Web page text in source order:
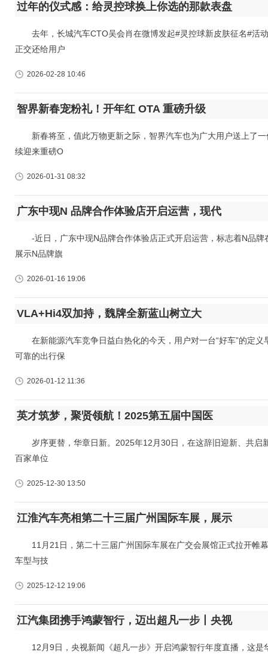
过年的仪式感：给灵控球换上你选的那款表盘
去年，长城汽车CTO吴会肖在微博发起#灵控球新皮肤征名#活
正交还给用户
2026-02-28 10:46
智界新春宠粉礼！开年红 OTA 重磅升级
新春将至，值此万物更新之际，智界汽车也为广大用户送上了
续迎来重磅O
2026-01-31 08:32
广东中现N 品牌合作体验店开启运营，现代
-近日，广东中现N品牌合作体验店正式开启运营，标志着N品牌
展示N品牌旗
2026-01-16 19:06
VLA+Hi4双加持，魏牌全新蓝山树立大
在新能源汽车竞争日益白热化的今天，用户对一台“好车”的定义
可靠的出行保
2026-01-12 11:36
英才筑梦，聚贤领航！2025第五届中国医
岁序更替，华章日新。2025年12月30日，在这辞旧迎新、共启
百家单位
2025-12-30 13:50
江淮汽车亮相第二十三届广州国际车展，展示
11月21日，第二十三届广州国际车展在广交会展馆正式拉开帷幕
车型与技
2025-12-12 19:06
江汽集团携手鸿蒙智行，迈出超凡一步丨央视
12月9日，央视新闻《超凡一步》开启鸿蒙智行年度直播，这是